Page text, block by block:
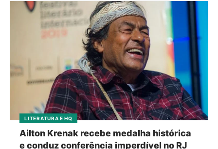
LITERATURA E HQ
Ailton Krenak recebe medalha histórica
e conduz conferência imperdível no RJ